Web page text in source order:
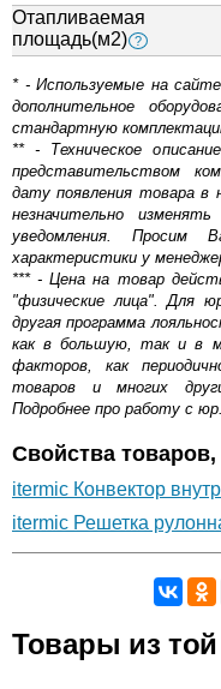
Отапливаемая
площадь(м2) ?
* - Используемые на
дополнительное
стандартную
** - Техническое
представительством
дату появления товара в
незначительно
уведомления. Просим
характеристики у
*** - Цена на товар
"физические лица". Для
другая программа
как в большую, так и в
факторов, как
товаров и многих
Подробнее про работу с
Свойства
itermic Конвектор
itermic Решетка
Оставьте отзыв
Товары из